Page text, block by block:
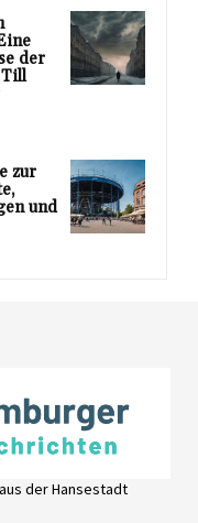
der
zur
und
der Hansestadt